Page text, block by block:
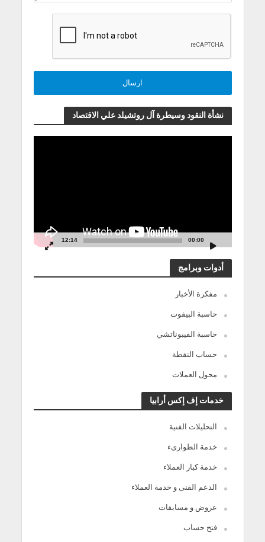
نشأة النقود وسيطرة آل روتشيلد علي الاقتصاد
00:00
12:14
أدوات وبرامج
مفكرة الأخبار
حاسبة البيفوت
حاسبة الفيبوناتشي
حساب النقطة
محول العملات
خدمات إف إكس أرابيا
التحليلات الفنية
خدمة الطوارىء
خدمة كبار العملاء
الدعم الفنى و خدمة العملاء
عروض و مسابقات
فتح حساب